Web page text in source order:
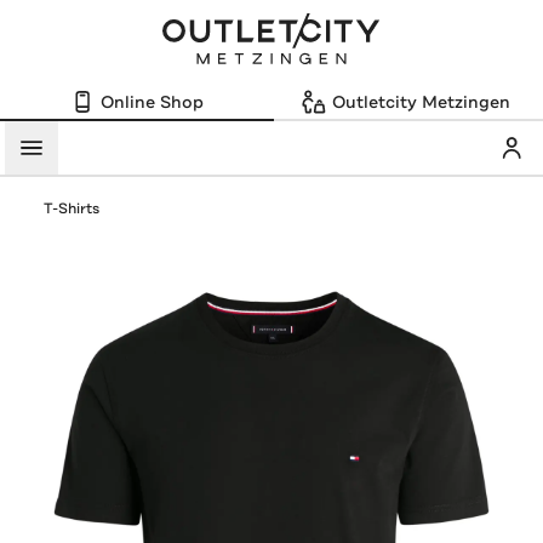
Online Shop Outletcity Metzingen
Menü
T-Shirts